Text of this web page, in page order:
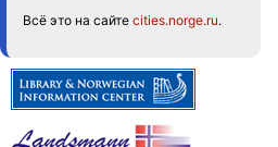
Всё это на сайте cities.norge.ru.